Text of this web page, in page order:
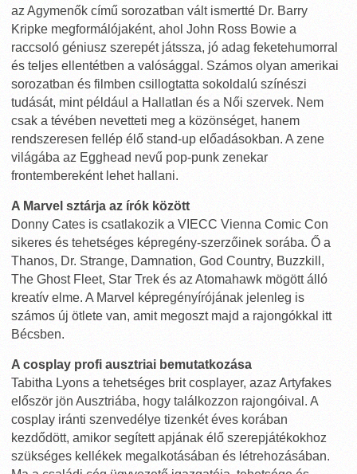
az Agymenők című sorozatban vált ismertté Dr. Barry
Kripke megformálójaként, ahol John Ross Bowie a
raccsoló géniusz szerepét játssza, jó adag feketehumorral
és teljes ellentétben a valósággal. Számos olyan amerikai
sorozatban és filmben csillogtatta sokoldalú színészi
tudását, mint például a Hallatlan és a Női szervek. Nem
csak a tévében nevetteti meg a közönséget, hanem
rendszeresen fellép élő stand-up előadásokban. A zene
világába az Egghead nevű pop-punk zenekar
frontembereként lehet hallani.
A Marvel sztárja az írók között
Donny Cates is csatlakozik a VIECC Vienna Comic Con
sikeres és tehetséges képregény-szerzőinek sorába. Ő a
Thanos, Dr. Strange, Damnation, God Country, Buzzkill,
The Ghost Fleet, Star Trek és az Atomahawk mögött álló
kreatív elme. A Marvel képregényírójának jelenleg is
számos új ötlete van, amit megoszt majd a rajongókkal itt
Bécsben.
A cosplay profi ausztriai bemutatkozása
Tabitha Lyons a tehetséges brit cosplayer, azaz Artyfakes
először jön Ausztriába, hogy találkozzon rajongóival. A
cosplay iránti szenvedélye tizenkét éves korában
kezdődött, amikor segített apjának élő szerepjátékokhoz
szükséges kellékek megalkotásában és létrehozásában.